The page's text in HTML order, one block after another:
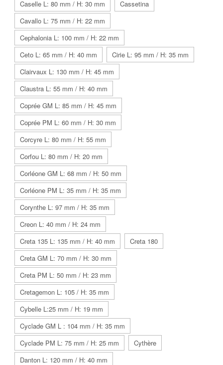
Caselle L: 80 mm / H: 30 mm
Cassetina
Cavallo L: 75 mm / H: 22 mm
Cephalonia L: 100 mm / H: 22 mm
Ceto L: 65 mm / H: 40 mm
Cirie L: 95 mm / H: 35 mm
Clairvaux L: 130 mm / H: 45 mm
Claustra L: 55 mm / H: 40 mm
Coprée GM L: 85 mm / H: 45 mm
Coprée PM L: 60 mm / H: 30 mm
Corcyre L: 80 mm / H: 55 mm
Corfou L: 80 mm / H: 20 mm
Corléone GM L: 68 mm / H: 50 mm
Corléone PM L: 35 mm / H: 35 mm
Corynthe L: 97 mm / H: 35 mm
Creon L: 40 mm / H: 24 mm
Creta 135 L: 135 mm / H: 40 mm
Creta 180
Creta GM L: 70 mm / H: 30 mm
Creta PM L: 50 mm / H: 23 mm
Cretagemon L: 105 / H: 35 mm
Cybelle L:25 mm / H: 19 mm
Cyclade GM L : 104 mm / H: 35 mm
Cyclade PM L: 75 mm / H: 25 mm
Cythère
Danton L: 120 mm / H: 40 mm